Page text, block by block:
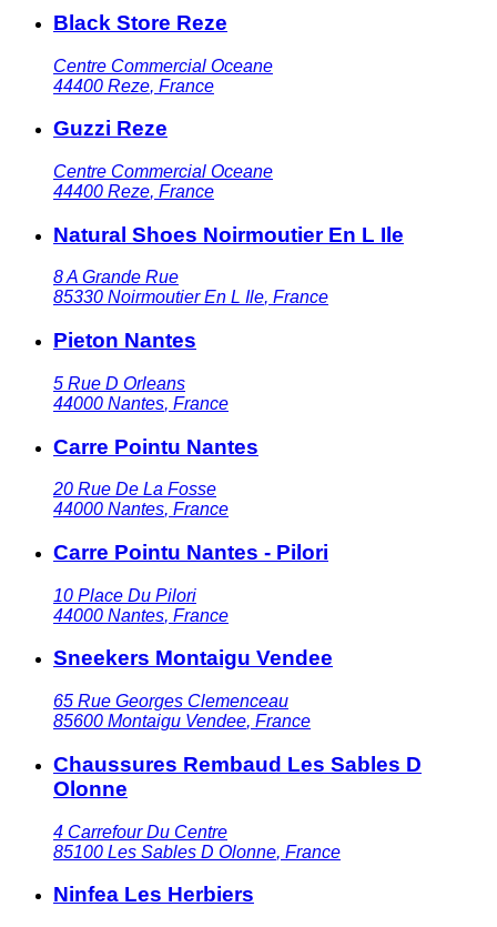
Black Store Reze
Centre Commercial Oceane
44400 Reze, France
Guzzi Reze
Centre Commercial Oceane
44400 Reze, France
Natural Shoes Noirmoutier En L Ile
8 A Grande Rue
85330 Noirmoutier En L Ile, France
Pieton Nantes
5 Rue D Orleans
44000 Nantes, France
Carre Pointu Nantes
20 Rue De La Fosse
44000 Nantes, France
Carre Pointu Nantes - Pilori
10 Place Du Pilori
44000 Nantes, France
Sneekers Montaigu Vendee
65 Rue Georges Clemenceau
85600 Montaigu Vendee, France
Chaussures Rembaud Les Sables D
Olonne
4 Carrefour Du Centre
85100 Les Sables D Olonne, France
Ninfea Les Herbiers